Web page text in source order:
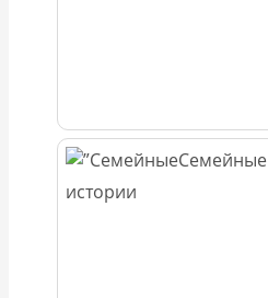
Семейные
истории